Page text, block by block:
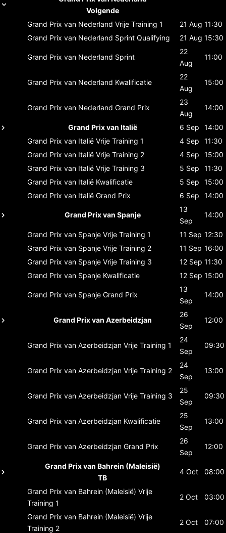
Volgende
Grand Prix van Nederland Vrije Training 1 21 Aug 11:30
Grand Prix van Nederland Sprint Qualifying 21 Aug 15:30
Grand Prix van Nederland Sprint
22
Aug
11:00
Grand Prix van Nederland Kwalificatie
22
Aug
15:00
Grand Prix van Nederland Grand Prix
23
Aug
14:00
Grand Prix van Italië 6 Sep
14:00
Grand Prix van Italië Vrije Training 1 4 Sep
11:30
Grand Prix van Italië Vrije Training 2 4 Sep
15:00
Grand Prix van Italië Vrije Training 3 5 Sep
11:30
Grand Prix van Italië Kwalificatie 5 Sep
15:00
Grand Prix van Italië Grand Prix 6 Sep 14:00
Grand Prix van Spanje
13
Sep
14:00
Grand Prix van Spanje Vrije Training 1 11 Sep 12:30
Grand Prix van Spanje Vrije Training 2 11 Sep 16:00
Grand Prix van Spanje Vrije Training 3 12 Sep 11:30
Grand Prix van Spanje Kwalificatie 12 Sep 15:00
Grand Prix van Spanje Grand Prix
13
Sep
14:00
Grand Prix van Azerbeidzjan
26
Sep
12:00
Grand Prix van Azerbeidzjan Vrije Training 1
24
Sep
09:30
Grand Prix van Azerbeidzjan Vrije Training 2
24
Sep
13:00
Grand Prix van Azerbeidzjan Vrije Training 3
25
Sep
09:30
Grand Prix van Azerbeidzjan Kwalificatie
25
Sep
13:00
Grand Prix van Azerbeidzjan Grand Prix
26
Sep
12:00
Grand Prix van Bahrein (Maleisië)
TB
4 Oct 08:00
Grand Prix van Bahrein (Maleisië) Vrije
Training 1
2 Oct 03:00
Grand Prix van Bahrein (Maleisië) Vrije
Training 2
2 Oct 07:00